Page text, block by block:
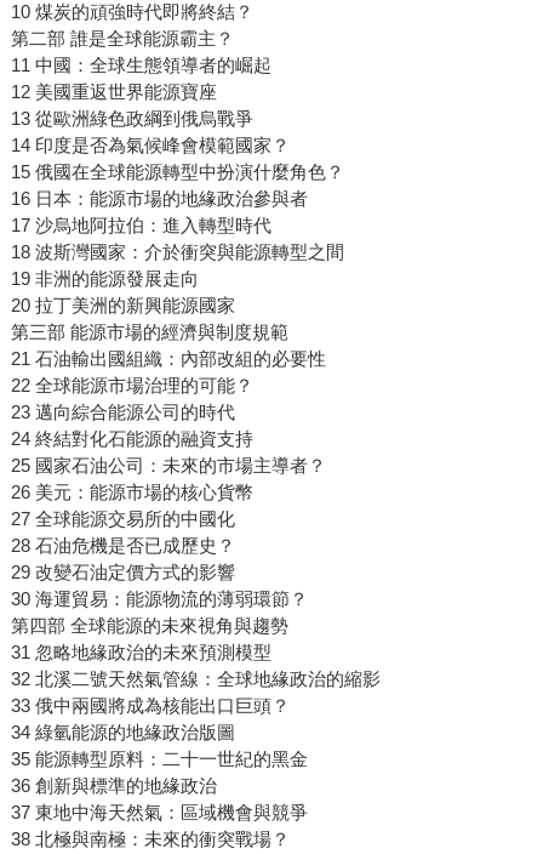
10 煤炭的頑強時代即將終結？
第二部 誰是全球能源霸主？
11 中國：全球生態領導者的崛起
12 美國重返世界能源寶座
13 從歐洲綠色政綱到俄烏戰爭
14 印度是否為氣候峰會模範國家？
15 俄國在全球能源轉型中扮演什麼角色？
16 日本：能源市場的地緣政治參與者
17 沙烏地阿拉伯：進入轉型時代
18 波斯灣國家：介於衝突與能源轉型之間
19 非洲的能源發展走向
20 拉丁美洲的新興能源國家
第三部 能源市場的經濟與制度規範
21 石油輸出國組織：內部改組的必要性
22 全球能源市場治理的可能？
23 邁向綜合能源公司的時代
24 終結對化石能源的融資支持
25 國家石油公司：未來的市場主導者？
26 美元：能源市場的核心貨幣
27 全球能源交易所的中國化
28 石油危機是否已成歷史？
29 改變石油定價方式的影響
30 海運貿易：能源物流的薄弱環節？
第四部 全球能源的未來視角與趨勢
31 忽略地緣政治的未來預測模型
32 北溪二號天然氣管線：全球地緣政治的縮影
33 俄中兩國將成為核能出口巨頭？
34 綠氫能源的地緣政治版圖
35 能源轉型原料：二十一世紀的黑金
36 創新與標準的地緣政治
37 東地中海天然氣：區域機會與競爭
38 北極與南極：未來的衝突戰場？